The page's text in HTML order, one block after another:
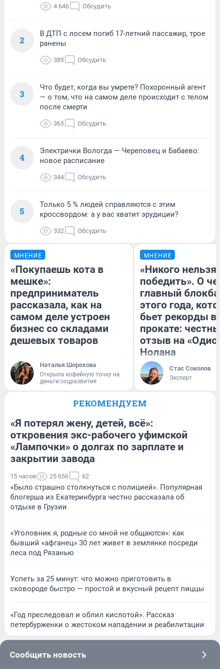
4 646 Обсудить
2
В ДТП с лосем погиб 17-летний пассажир, трое
ранены
385 Обсудить
3
Что будет, когда вы умрете? Похоронный агент
— о том, что на самом деле происходит с телом
после смерти
365 Обсудить
4
Электрички Вологда — Череповец и Бабаево:
новое расписание
344 Обсудить
5
Только 5 % людей справляются с этим
кроссвордом: а у вас хватит эрудиции?
332 Обсудить
МНЕНИЕ
«Покупаешь кота в
мешке»:
предприниматель
рассказала, как на
самом деле устроен
бизнес со складами
дешевых товаров
Наталья Шорохова
Открыла кофейную точку на
деньги соцразвития
МНЕНИЕ
«Никого нельзя
победить». О
главный
этого года,
бьет рекорды в
прокате:
отзыв на
Нолана
Стас Соколов
Эксперт
РЕКОМЕНДУЕМ
«Я потерял жену, детей, всё»:
откровения экс-рабочего уфимской
«Лампочки» о долгах по зарплате и
закрытии завода
15 часов 25 656 62
«Было страшно столкнуться с полицией». Популярная
блогерша из Екатеринбурга честно рассказала об
отдыхе в Грузии
«Уголовник я, родные со мной не общаются»: как
бывший «афганец» 30 лет живет в землянке посреди
леса под Рязанью
Успеть за 25 минут: что можно приготовить в
сковороде быстро — простой и вкусный рецепт пиццы
«Год преследовал и облил кислотой». Рассказ
петербурженки о жестоком нападении и реабилитации
Сообщить новость